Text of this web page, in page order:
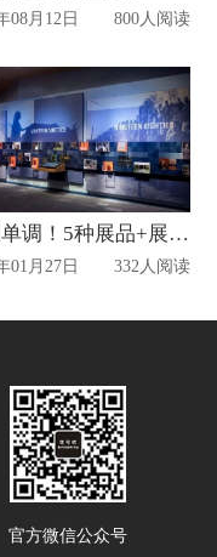
08月12日 800人阅读
告别单调！5种展品+展墙组合，让展厅层次感拉满
01月27日 332人阅读
官方微信公众号